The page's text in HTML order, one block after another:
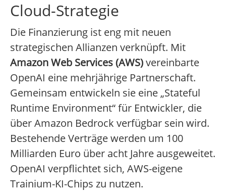
Cloud-Strategie
Die Finanzierung ist eng mit neuen
strategischen Allianzen verknüpft. Mit
Amazon Web Services (AWS)vereinbarte
OpenAI eine mehrjährige Partnerschaft.
Gemeinsam entwickeln sie eine „Stateful
Runtime Environment“ für Entwickler, die
über Amazon Bedrock verfügbar sein wird.
Bestehende Verträge werden um 100
Milliarden Euro über acht Jahre ausgeweitet.
OpenAI verpflichtet sich, AWS-eigene
Trainium-KI-Chips zu nutzen.